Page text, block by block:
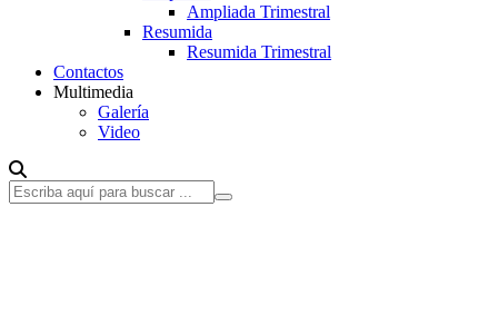
Ampliada Trimestral
Resumida
Resumida Trimestral
Contactos
Multimedia
Galería
Video